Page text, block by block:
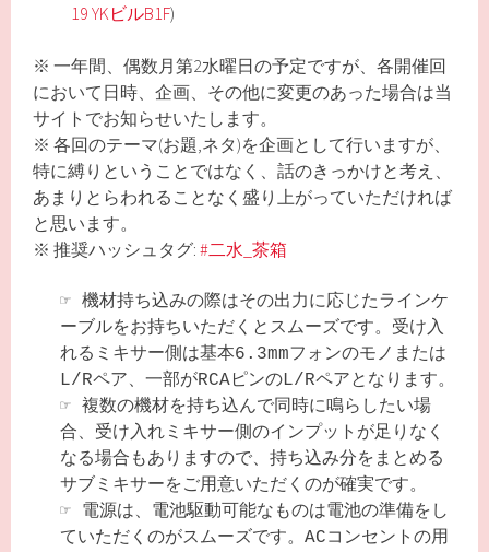
19 YKビルB1F)
※ 一年間、偶数月第2水曜日の予定ですが、各開催回
において日時、企画、その他に変更のあった場合は当
サイトでお知らせいたします。
※ 各回のテーマ(お題,ネタ)を企画として行いますが、
特に縛りということではなく、話のきっかけと考え、
あまりとらわれることなく盛り上がっていただければ
と思います。
※ 推奨ハッシュタグ:#二水_茶箱
☞ 機材持ち込みの際はその出力に応じたラインケ
ーブルをお持ちいただくとスムーズです。受け入
れるミキサー側は基本6.3mmフォンのモノまたは
L/Rペア、一部がRCAピンのL/Rペアとなります。
☞ 複数の機材を持ち込んで同時に鳴らしたい場
合、受け入れミキサー側のインプットが足りなく
なる場合もありますので、持ち込み分をまとめる
サブミキサーをご用意いただくのが確実です。
☞ 電源は、電池駆動可能なものは電池の準備をし
ていただくのがスムーズです。ACコンセントの用